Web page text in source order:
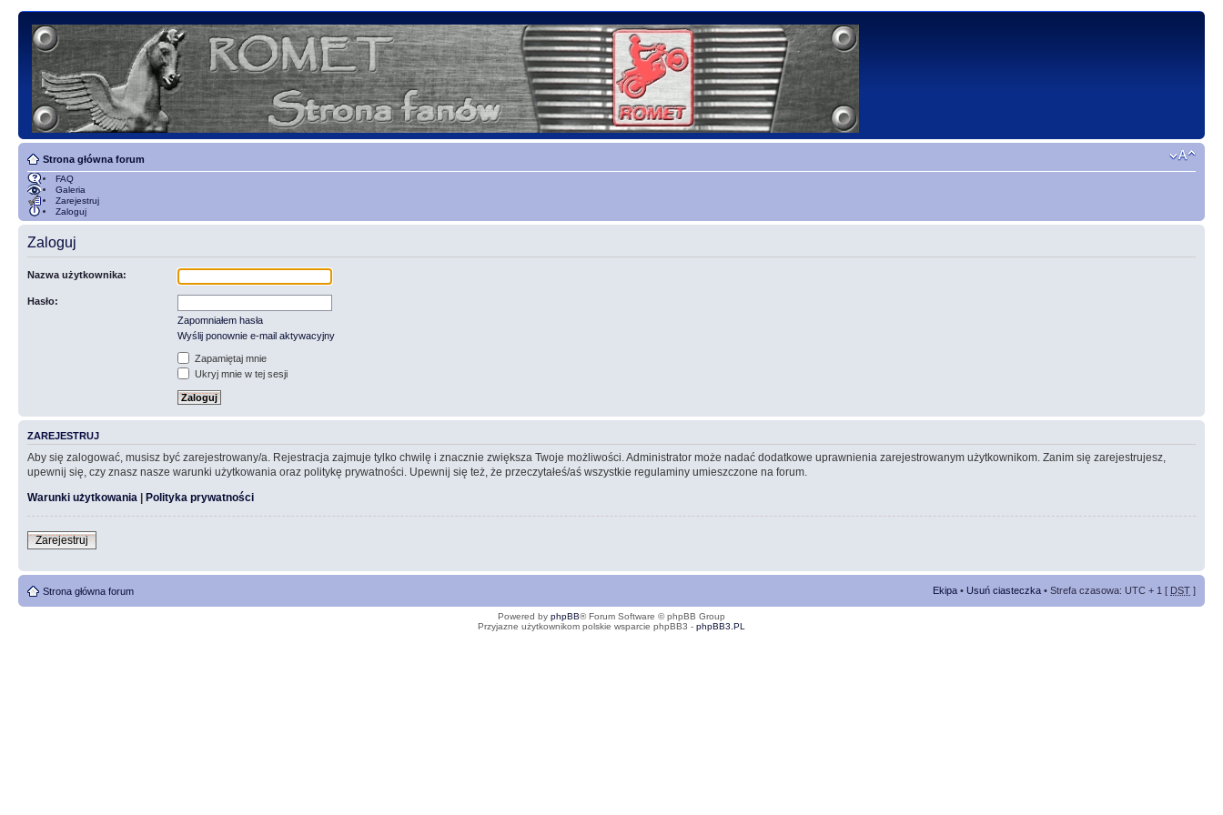
Strona główna forum
FAQ
Galeria
Zarejestruj
Zaloguj
Zaloguj
Nazwa użytkownika:
Hasło:
Zapomniałem hasła
Wyślij ponownie e-mail aktywacyjny
Zapamiętaj mnie
Ukryj mnie w tej sesji
ZAREJESTRUJ
Aby się zalogować, musisz być zarejestrowany/a. Rejestracja zajmuje tylko chwilę i znacznie zwiększa Twoje możliwości. Administrator może nadać dodatkowe uprawnienia zarejestrowanym użytkownikom. Zanim się zarejestrujesz,
upewnij się, czy znasz nasze warunki użytkowania oraz politykę prywatności. Upewnij się też, że przeczytałeś/aś wszystkie regulaminy umieszczone na forum.
Warunki użytkowania | Polityka prywatności
Zarejestruj
Strona główna forum Ekipa • Usuń ciasteczka • Strefa czasowa: UTC + 1 [ DST ]
Powered by phpBB® Forum Software © phpBB Group
Przyjazne użytkownikom polskie wsparcie phpBB3 - phpBB3.PL